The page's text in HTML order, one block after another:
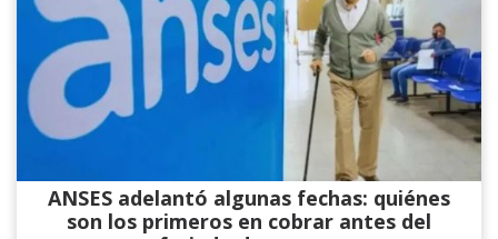
ANSES adelantó algunas fechas: quiénes
son los primeros en cobrar antes del